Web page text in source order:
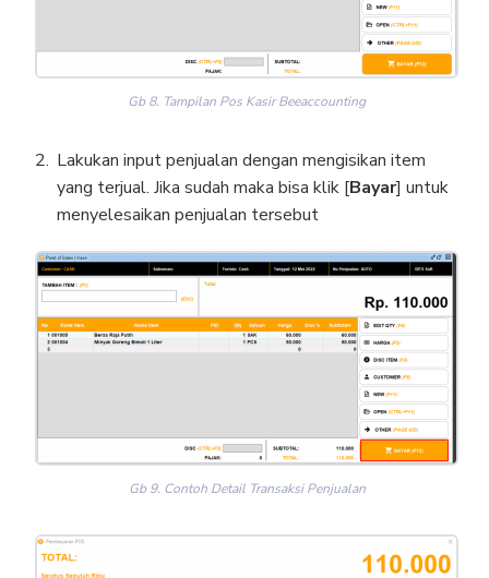
Gb 8. Tampilan Pos Kasir Beeaccounting
Lakukan input penjualan dengan mengisikan item
yang terjual. Jika sudah maka bisa klik [Bayar] untuk
menyelesaikan penjualan tersebut
Gb 9. Contoh Detail Transaksi Penjualan